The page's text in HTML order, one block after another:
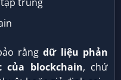
rằngdữ liệu phản
blockchain, chứ